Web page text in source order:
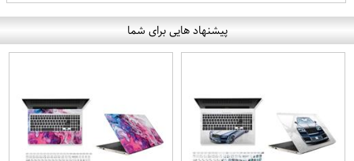
پیشنهاد هایی برای شما